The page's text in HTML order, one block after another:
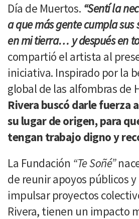
Día de Muertos. “Sentí la
a que más gente cumpla sus
en mi tierra… y después en
compartió el artista al
iniciativa. Inspirado por la
global de las alfombras de
Rivera buscó darle fuerza
su lugar de origen, para
tengan trabajo digno y
La Fundación “Te Soñé”
de reunir apoyos públicos
impulsar proyectos
Rivera, tienen un impacto